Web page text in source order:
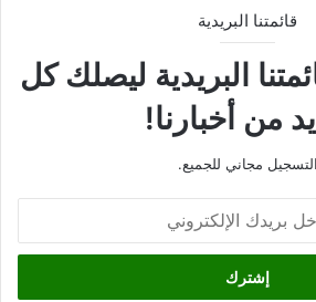
قائمتنا البريدية
البريدية ليصلك كل
من أخبارنا!
التسجيل مجاني للجميع.